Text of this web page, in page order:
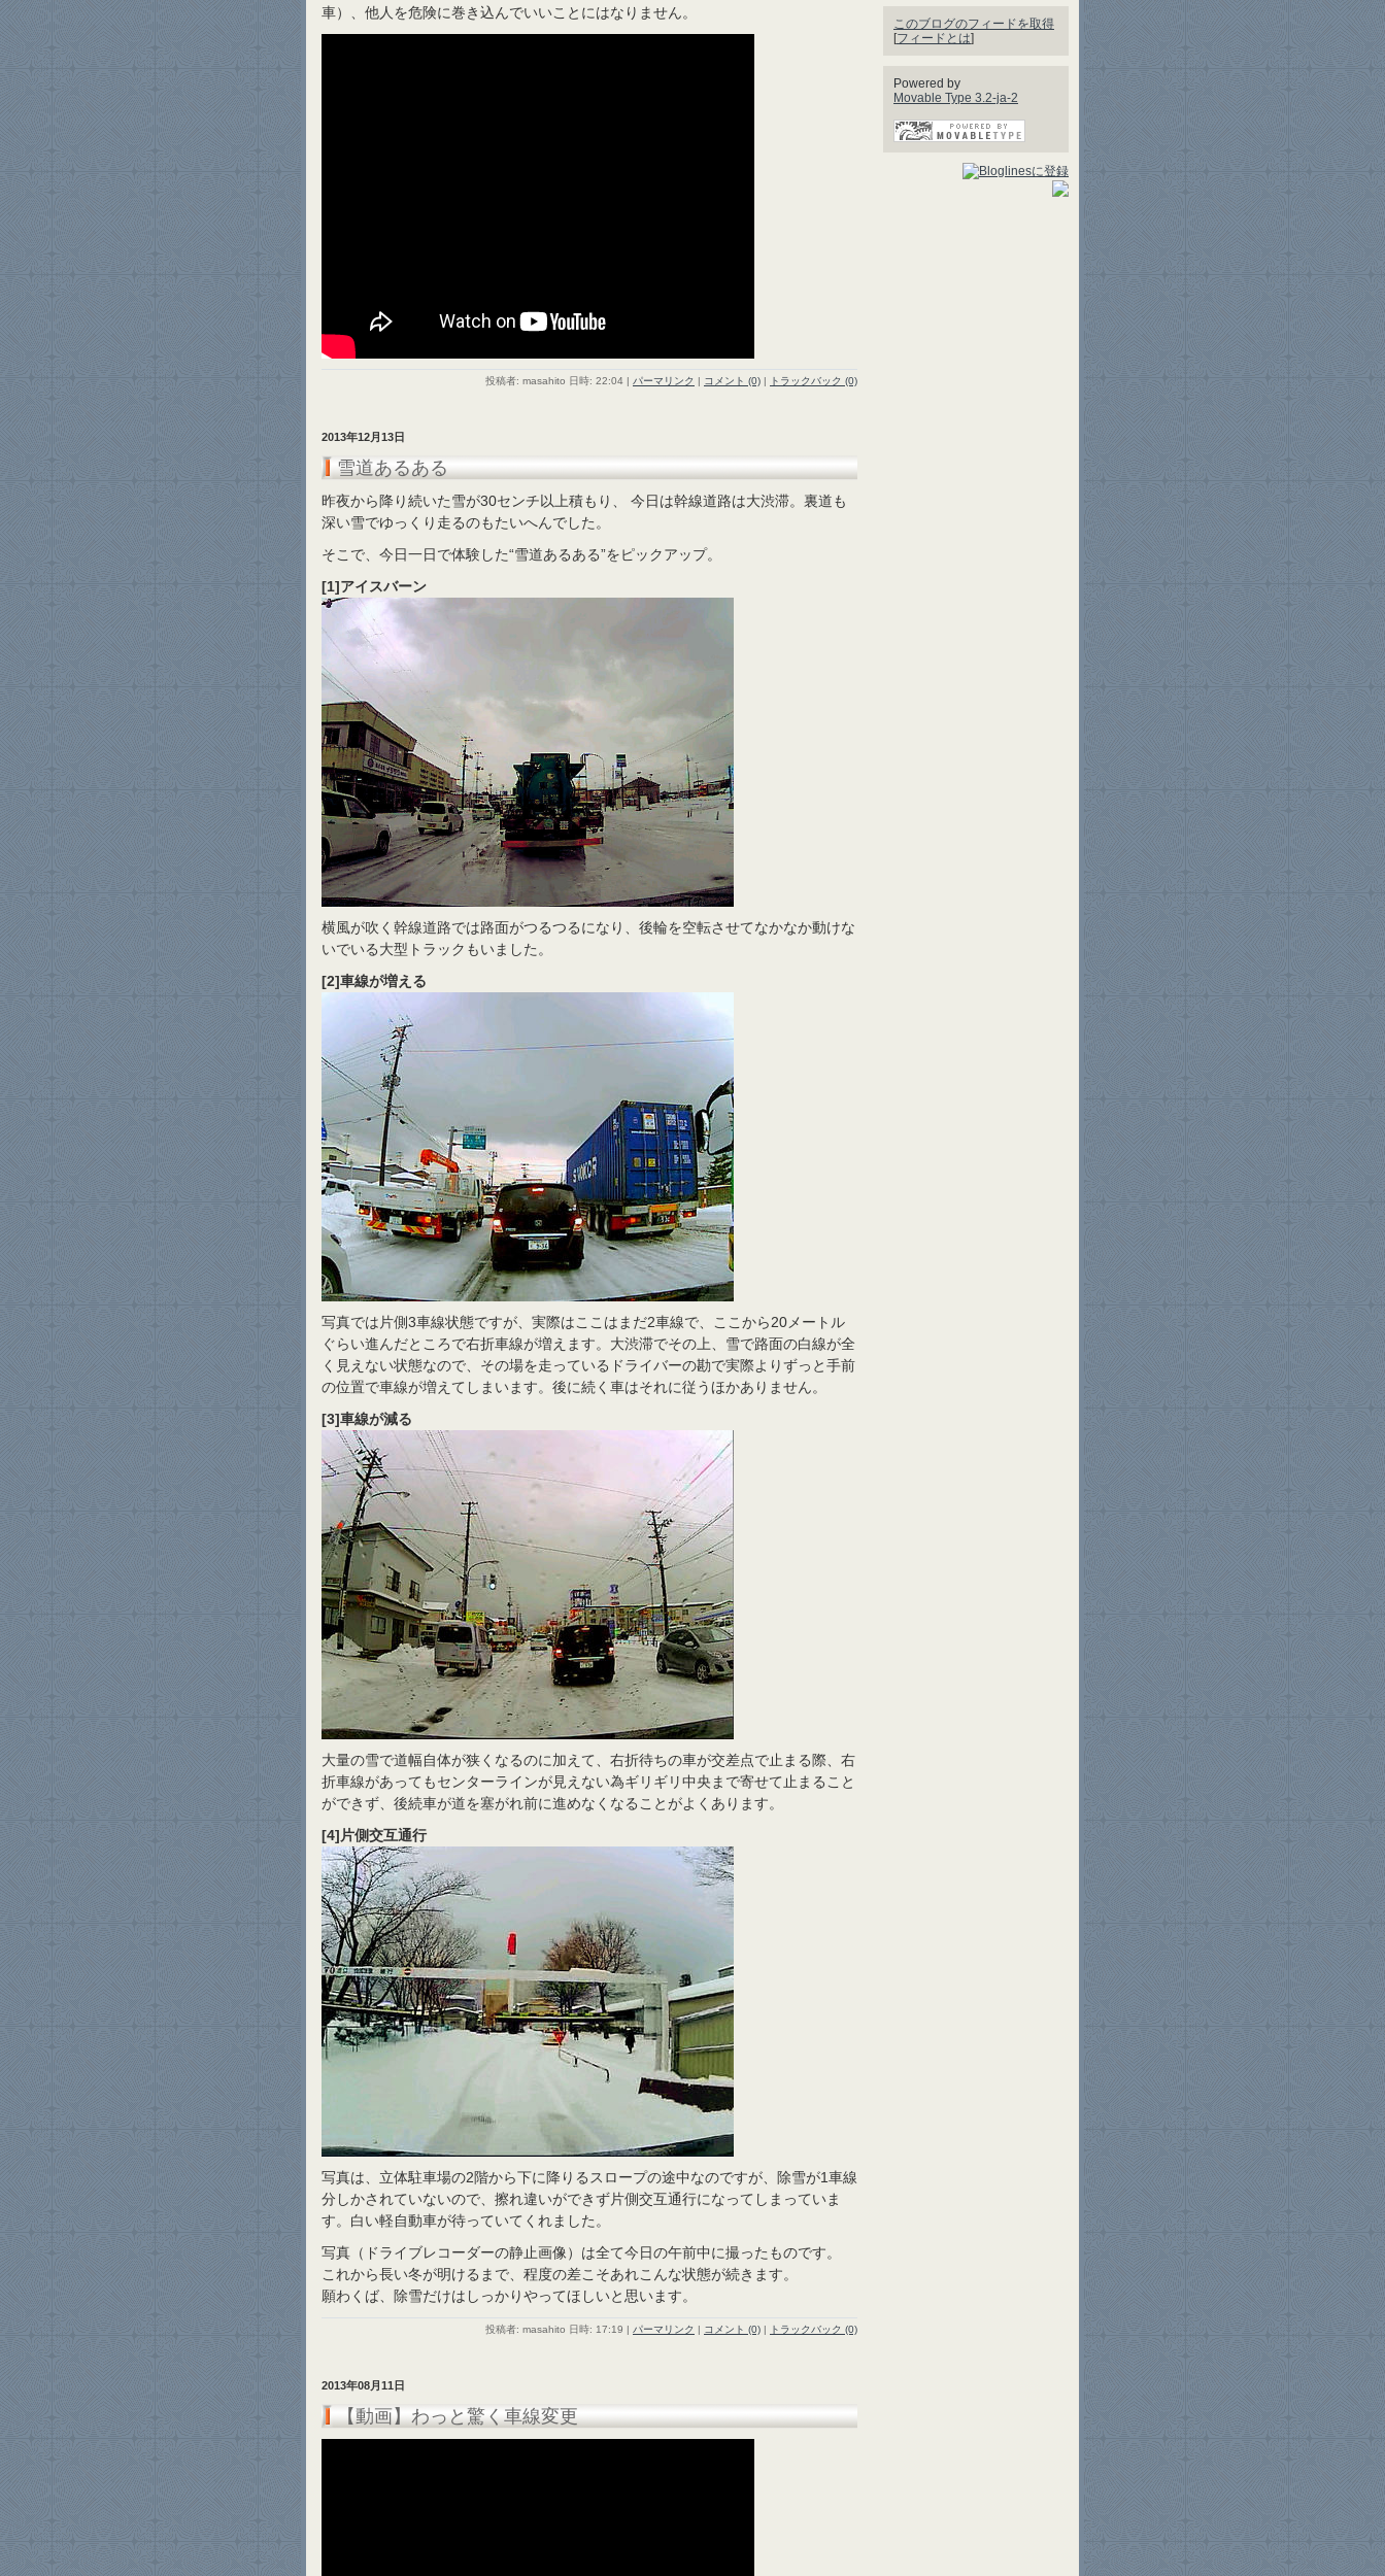
車）、他人を危険に巻き込んでいいことにはなりません。
投稿者: masahito 日時: 22:04 | パーマリンク | コメント (0) | トラックバック (0)
2013年12月13日
雪道あるある
昨夜から降り続いた雪が30センチ以上積もり、 今日は幹線道路は大渋滞。裏道も
深い雪でゆっくり走るのもたいへんでした。
そこで、今日一日で体験した“雪道あるある”をピックアップ。
[1]アイスバーン
横風が吹く幹線道路では路面がつるつるになり、後輪を空転させてなかなか動けな
いでいる大型トラックもいました。
[2]車線が増える
写真では片側3車線状態ですが、実際はここはまだ2車線で、ここから20メートル
ぐらい進んだところで右折車線が増えます。大渋滞でその上、雪で路面の白線が全
く見えない状態なので、その場を走っているドライバーの勘で実際よりずっと手前
の位置で車線が増えてしまいます。後に続く車はそれに従うほかありません。
[3]車線が減る
大量の雪で道幅自体が狭くなるのに加えて、右折待ちの車が交差点で止まる際、右
折車線があってもセンターラインが見えない為ギリギリ中央まで寄せて止まること
ができず、後続車が道を塞がれ前に進めなくなることがよくあります。
[4]片側交互通行
写真は、立体駐車場の2階から下に降りるスロープの途中なのですが、除雪が1車線
分しかされていないので、擦れ違いができず片側交互通行になってしまっていま
す。白い軽自動車が待っていてくれました。
写真（ドライブレコーダーの静止画像）は全て今日の午前中に撮ったものです。
これから長い冬が明けるまで、程度の差こそあれこんな状態が続きます。
願わくば、除雪だけはしっかりやってほしいと思います。
投稿者: masahito 日時: 17:19 | パーマリンク | コメント (0) | トラックバック (0)
2013年08月11日
【動画】わっと驚く車線変更
このブログのフィードを取得
[フィードとは]
Powered by
Movable Type 3.2-ja-2